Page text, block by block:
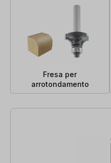
Fresa per
arrotondamento
62 articoli trovati